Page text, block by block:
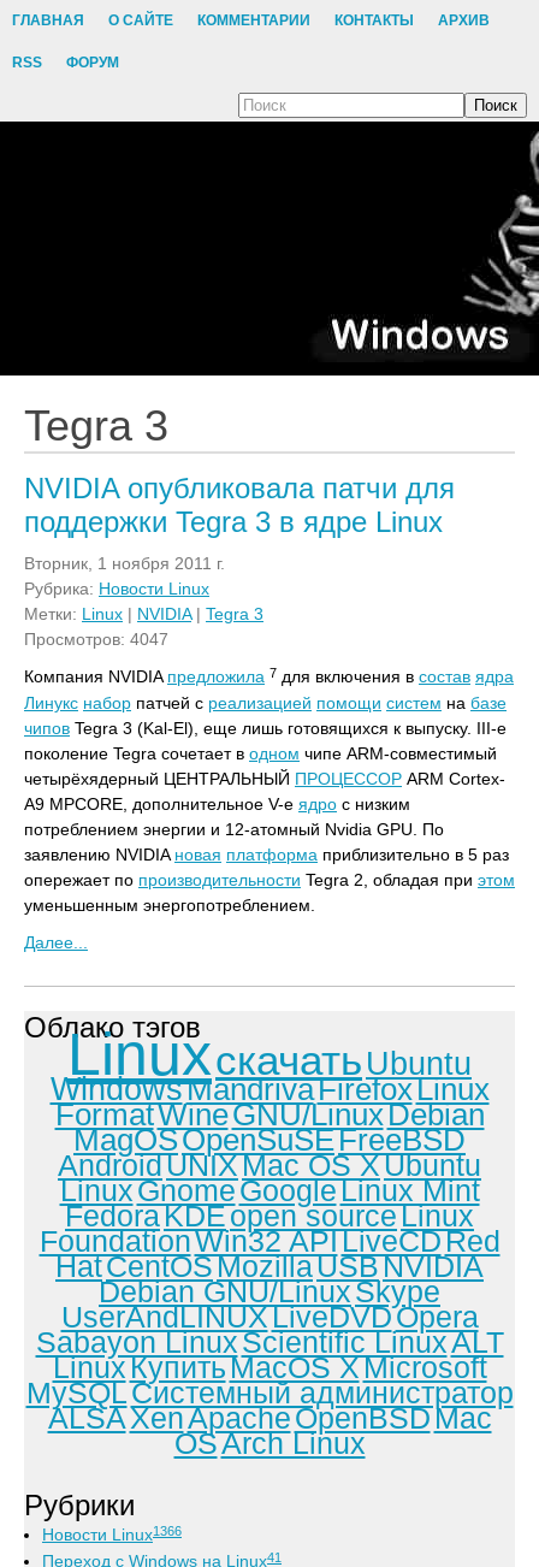
ГЛАВНАЯ О САЙТЕ КОММЕНТАРИИ КОНТАКТЫ АРХИВ
RSS ФОРУМ
Поиск
Tegra 3
NVIDIA опубликовала патчи для
поддержки Tegra 3 в ядре Linux
Вторник, 1 ноября 2011 г.
Рубрика: Новости Linux
Метки: Linux | NVIDIA| Tegra 3
Просмотров: 4047
Компания NVIDIA предложила 7 для включения в состав ядра
Линукс набор патчей с реализацией помощи систем на базе
чипов Tegra 3 (Kal-El), еще лишь готовящихся к выпуску. III-е
поколение Tegra сочетает в одном чипе ARM-совместимый
четырёхядерный ЦЕНТРАЛЬНЫЙ ПРОЦЕССОР ARM Cortex-
A9 MPCORE, дополнительное V-е ядро с низким
потреблением энергии и 12-атомный Nvidia GPU. По
заявлению NVIDIA новая платформа приблизительно в 5 раз
опережает по производительности Tegra 2, обладая при этом
уменьшенным энергопотреблением.
Далее...
Облако тэгов
Linuxскачать Ubuntu
WindowsMandrivaFirefoxLinux
FormatWineGNU/LinuxDebian
MagOSOpenSuSEFreeBSD
AndroidUNIXMac OS XUbuntu
LinuxGnomeGoogleLinux Mint
FedoraKDEopen sourceLinux
FoundationWin32 APILiveCDRed
HatCentOSMozillaUSBNVIDIA
Debian GNU/LinuxSkype
UserAndLINUXLiveDVDOpera
Sabayon LinuxScientific LinuxALT
LinuxКупитьMacOS XMicrosoft
MySQLСистемный администратор
ALSAXenApacheOpenBSDMac
OSArch Linux
Рубрики
Новости Linux1366
Переход с Windows на Linux41